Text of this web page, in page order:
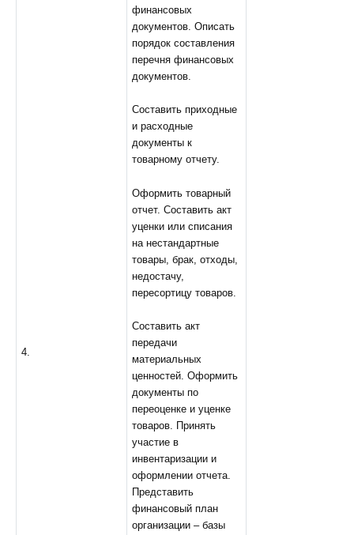
4.
финансовых
документов. Описать
порядок составления
перечня финансовых
документов.
Составить приходные
и расходные
документы к
товарному отчету.
Оформить товарный
отчет. Составить акт
уценки или списания
на нестандартные
товары, брак, отходы,
недостачу,
пересортицу товаров.
Составить акт
передачи
материальных
ценностей. Оформить
документы по
переоценке и уценке
товаров. Принять
участие в
инвентаризации и
оформлении отчета.
Представить
финансовый план
организации – базы